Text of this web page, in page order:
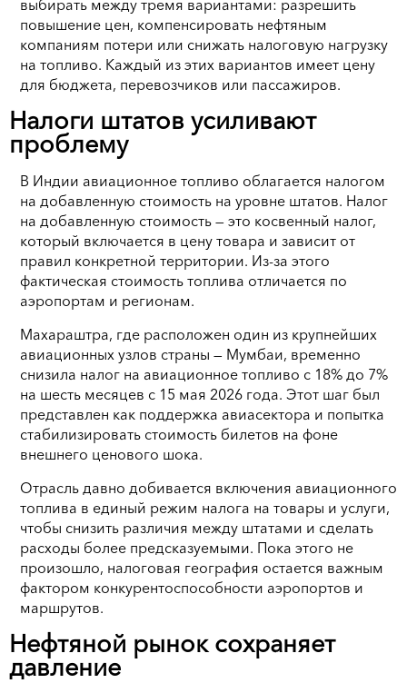
выбирать между тремя вариантами: разрешить
повышение цен, компенсировать нефтяным
компаниям потери или снижать налоговую нагрузку
на топливо. Каждый из этих вариантов имеет цену
для бюджета, перевозчиков или пассажиров.
Налоги штатов усиливают
проблему
В Индии авиационное топливо облагается налогом
на добавленную стоимость на уровне штатов. Налог
на добавленную стоимость — это косвенный налог,
который включается в цену товара и зависит от
правил конкретной территории. Из-за этого
фактическая стоимость топлива отличается по
аэропортам и регионам.
Махараштра, где расположен один из крупнейших
авиационных узлов страны — Мумбаи, временно
снизила налог на авиационное топливо с 18% до 7%
на шесть месяцев с 15 мая 2026 года. Этот шаг был
представлен как поддержка авиасектора и попытка
стабилизировать стоимость билетов на фоне
внешнего ценового шока.
Отрасль давно добивается включения авиационного
топлива в единый режим налога на товары и услуги,
чтобы снизить различия между штатами и сделать
расходы более предсказуемыми. Пока этого не
произошло, налоговая география остается важным
фактором конкурентоспособности аэропортов и
маршрутов.
Нефтяной рынок сохраняет
давление